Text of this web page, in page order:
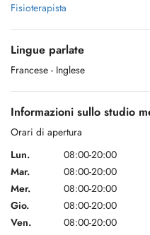
Fisioterapista
Lingue parlate
Francese - Inglese
Informazioni sullo studio
Orari di apertura
Lun.
08:00-20:00
Mar.
08:00-20:00
Mer.
08:00-20:00
Gio.
08:00-20:00
Ven.
08:00-20:00